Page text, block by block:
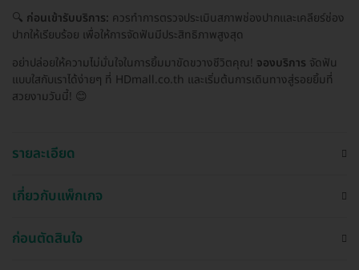
🔍 ก่อนเข้ารับบริการ: ควรทำการตรวจประเมินสภาพช่องปากและเคลียร์ช่อง
ปากให้เรียบร้อย เพื่อให้การจัดฟันมีประสิทธิภาพสูงสุด
อย่าปล่อยให้ความไม่มั่นใจในการยิ้มมาขัดขวางชีวิตคุณ! จองบริการ จัดฟัน
แบบใสกับเราได้ง่ายๆ ที่ HDmall.co.th และเริ่มต้นการเดินทางสู่รอยยิ้มที่
สวยงามวันนี้! 😊
รายละเอียด
เกี่ยวกับแพ็กเกจ
ก่อนตัดสินใจ